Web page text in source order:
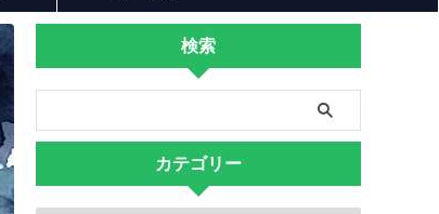
検索
カテゴリー